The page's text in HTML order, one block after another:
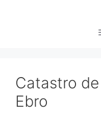
Catastro
Ebro